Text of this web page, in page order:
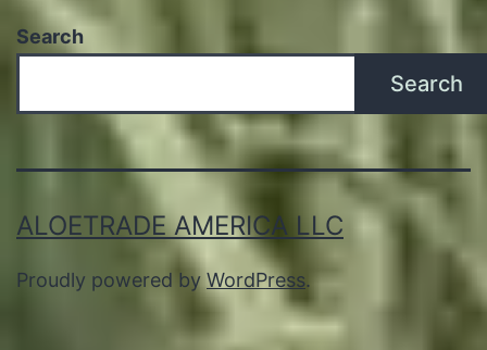
Search
Search
ALOETRADE AMERICA LLC
Proudly powered by WordPress.